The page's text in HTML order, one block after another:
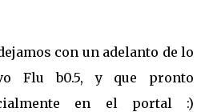
con un adelanto de lo
Flu b0.5, y que pronto
en el portal :)